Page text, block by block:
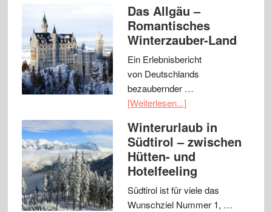
Das Allgäu –
Romantisches
Winterzauber-Land
Ein Erlebnisbericht
von Deutschlands
bezaubernder …
[Weiterlesen...]
Winterurlaub in
Südtirol – zwischen
Hütten- und
Hotelfeeling
Südtirol ist für viele das
Wunschziel Nummer 1, …